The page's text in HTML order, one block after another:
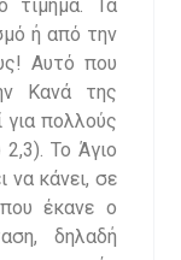
τίμημα. Τα
ή από την
Αυτό που
Κανά της
για πολλούς
Το Άγιο
να κάνει, σε
έκανε ο
δηλαδή